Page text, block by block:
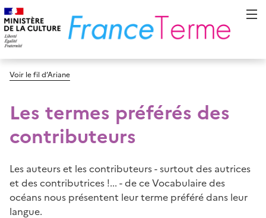
Voir le fil d’Ariane
Les termes préférés des
contributeurs
Les auteurs et les contributeurs - surtout des autrices
et des contributrices !... - de ce Vocabulaire des
océans nous présentent leur terme préféré dans leur
langue.